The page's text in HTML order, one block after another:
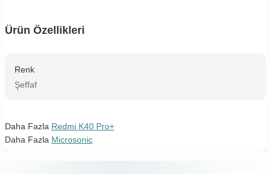
Ürün Özellikleri
Renk
Şeffaf
Daha Fazla Redmi K40 Pro+
Daha Fazla Microsonic